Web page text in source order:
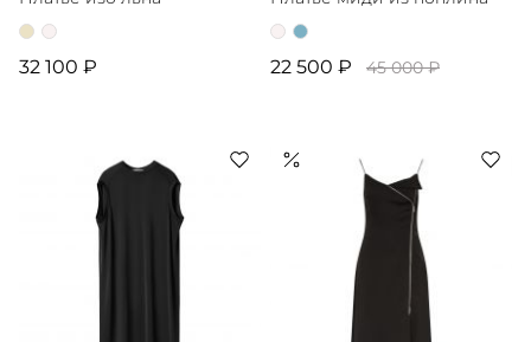
32 100 ₽ 22 500 ₽ 45 000 ₽